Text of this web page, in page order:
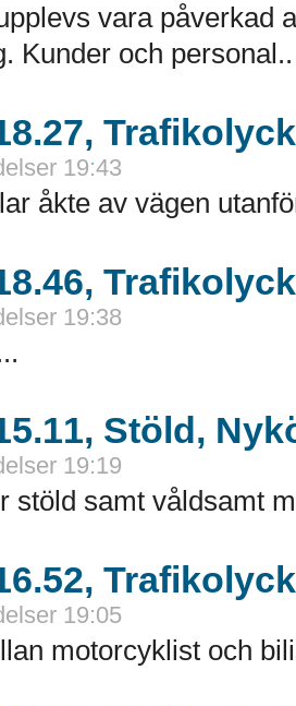
vara påverkad
Kunder och personal..
19:43
åkte av vägen
19:38
Stöld,
19:19
stöld samt våldsamt
19:05
motorcyklist och